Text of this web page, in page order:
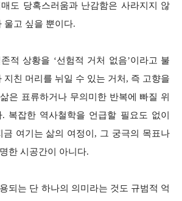
도 당혹스러움과 난감함은 사라지지 않
울고 싶을 뿐이다.
적 상황을 ‘선험적 거처 없음’이라고 불
지친 머리를 뉘일 수 있는 거처, 즉 고향을
은 표류하거나 무의미한 반복에 빠질 위
복잡한 역사철학을 언급할 필요도 없이
금 여기는 삶의 여정이, 그 궁극의 목표나
한 시공간이 아니다.
되는 단 하나의 의미라는 것도 규범적 억